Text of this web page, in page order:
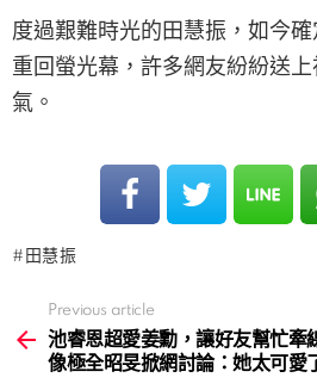
度過艱難時光的田慧振，如今確
重回螢光幕，許多網友紛紛送
氣。
田慧振
more
Previous article
池睿恩超愛姜勳，讓好友幫忙牽
像極全昭旻掀網討論：她太可愛